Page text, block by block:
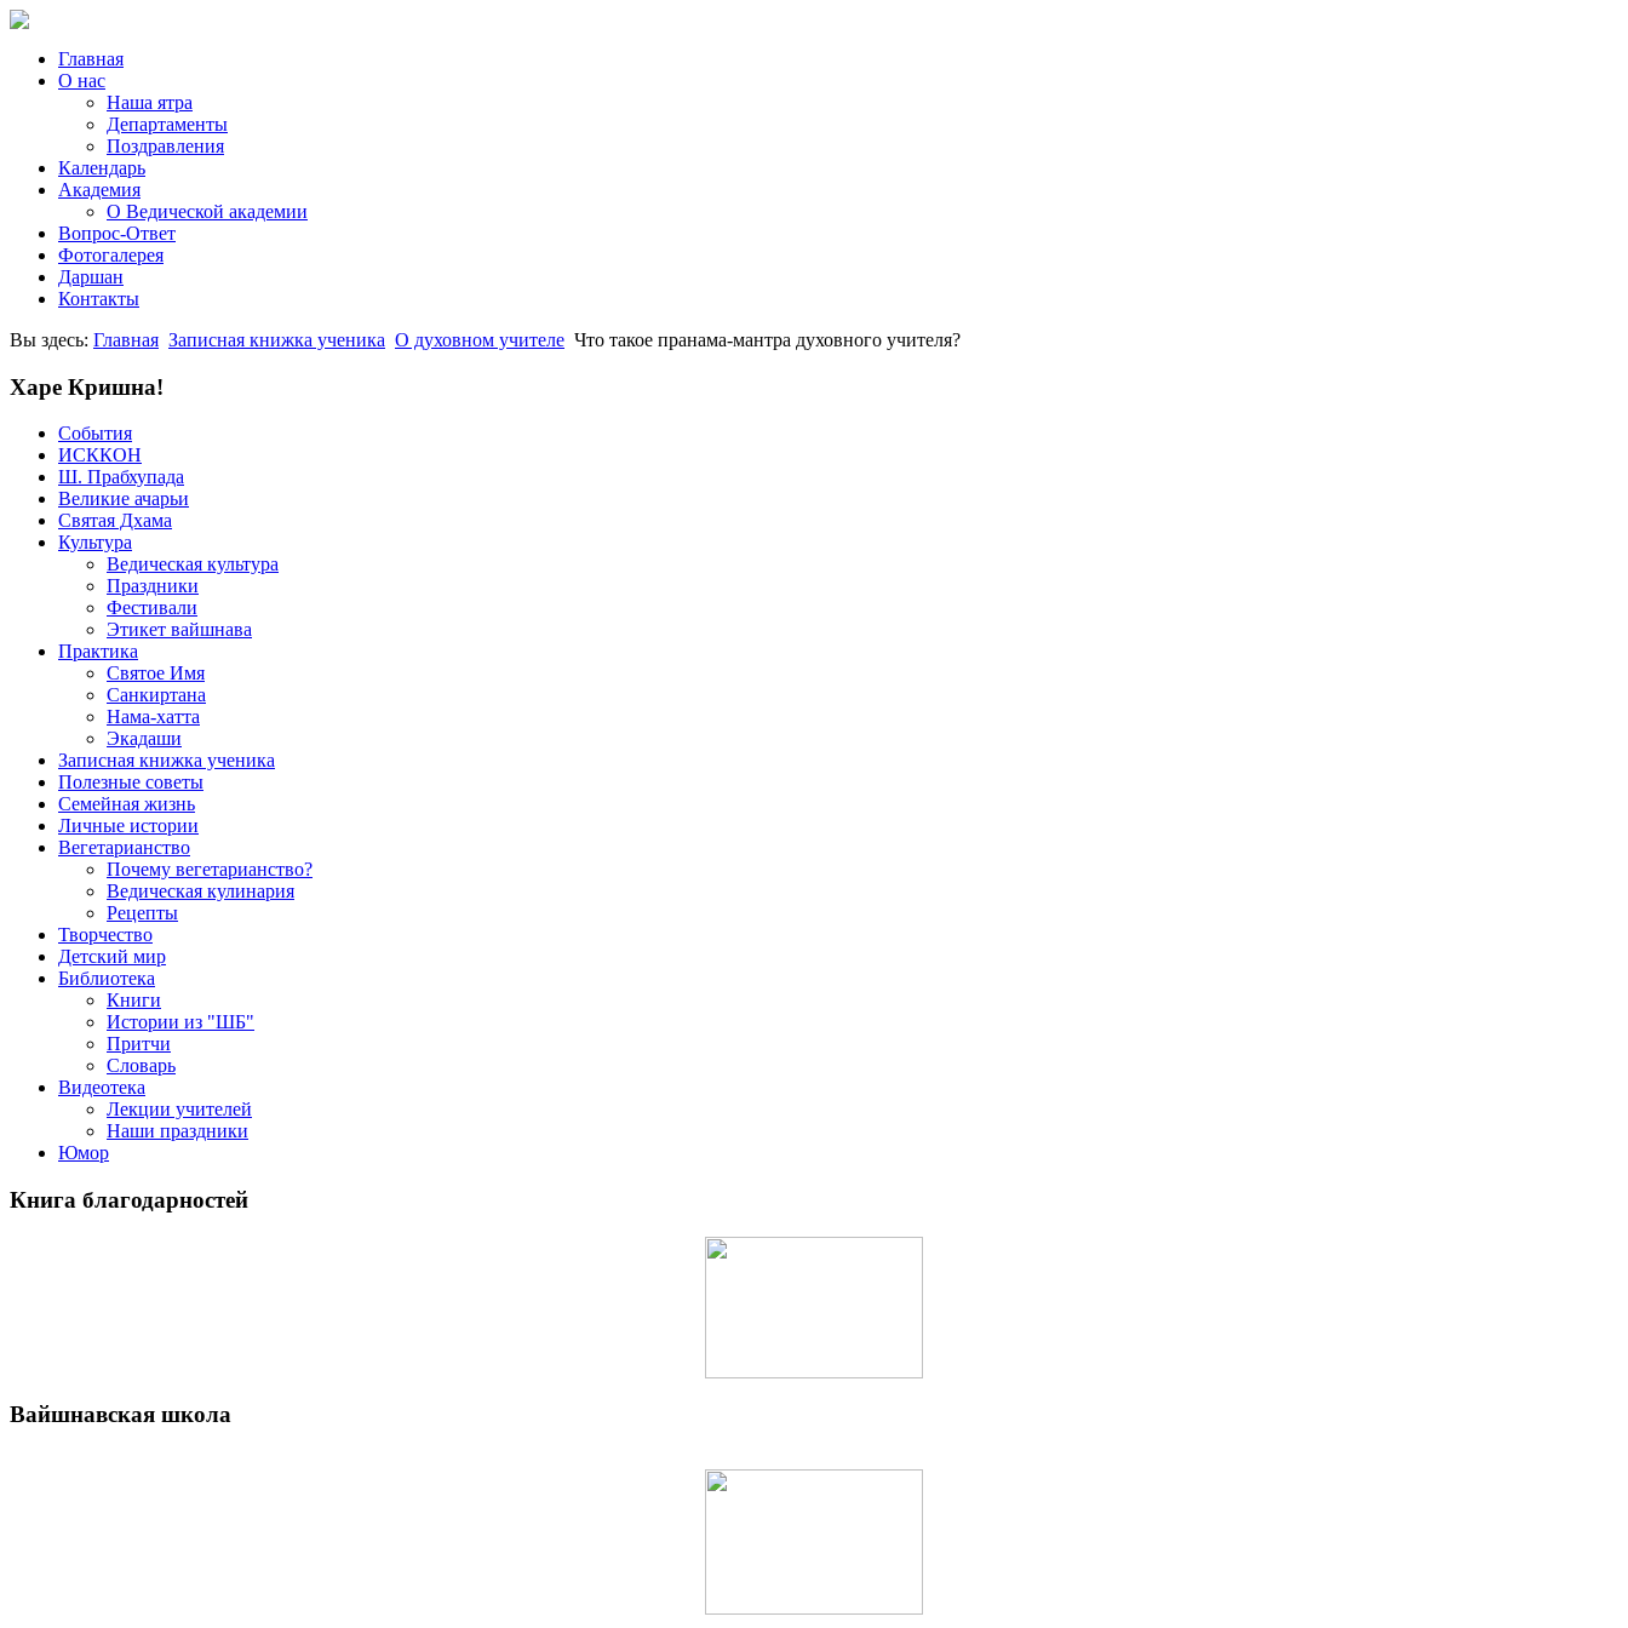
Главная
О нас
Наша ятра
Департаменты
Поздравления
Календарь
Академия
О Ведической академии
Вопрос-Ответ
Фотогалерея
Даршан
Контакты
Вы здесь: Главная Записная книжка ученика О духовном учителе Что такое пранама-мантра духовного учителя?
Харе Кришна!
События
ИСККОН
Ш. Прабхупада
Великие ачарьи
Святая Дхама
Культура
Ведическая культура
Праздники
Фестивали
Этикет вайшнава
Практика
Святое Имя
Санкиртана
Нама-хатта
Экадаши
Записная книжка ученика
Полезные советы
Семейная жизнь
Личные истории
Вегетарианство
Почему вегетарианство?
Ведическая кулинария
Рецепты
Творчество
Детский мир
Библиотека
Книги
Истории из "ШБ"
Притчи
Словарь
Видеотека
Лекции учителей
Наши праздники
Юмор
Книга благодарностей
Вайшнавская школа